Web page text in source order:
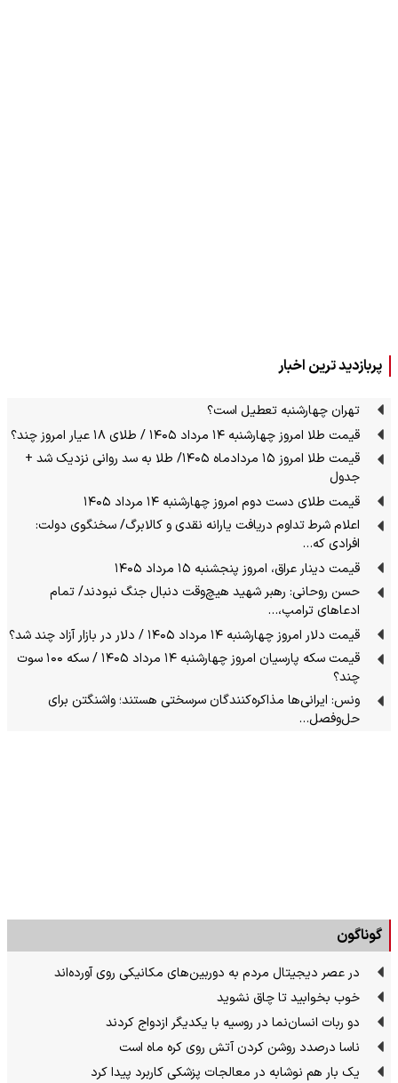
پربازدید ترین اخبار
تهران چهارشنبه تعطیل است؟
قیمت طلا امروز چهارشنبه ۱۴ مرداد ۱۴۰۵ / طلای ۱۸ عیار امروز چند؟
قیمت طلا امروز ۱۵ مردادماه ۱۴۰۵/ طلا به سد روانی نزدیک شد +
جدول
قیمت طلای دست دوم امروز چهارشنبه ۱۴ مرداد ۱۴۰۵
اعلام شرط تداوم دریافت یارانه نقدی و کالابرگ/ سخنگوی دولت:
افرادی که…
قیمت دینار عراق، امروز پنجشنبه ۱۵ مرداد ۱۴۰۵
حسن روحانی: رهبر شهید هیچ‌وقت دنبال جنگ نبودند/ تمام
ادعاهای ترامپ،…
قیمت دلار امروز چهارشنبه ۱۴ مرداد ۱۴۰۵ / دلار در بازار آزاد چند شد؟
قیمت سکه پارسیان امروز چهارشنبه ۱۴ مرداد ۱۴۰۵ / سکه ۱۰۰ سوت
چند؟
ونس: ایرانی‌ها مذاکره‌کنندگان سرسختی هستند؛ واشنگتن برای
حل‌وفصل…
گوناگون
در عصر دیجیتال مردم به دوربین‌های مکانیکی روی آورده‌اند
خوب بخوابید تا چاق نشوید
دو ربات انسان‌نما در روسیه با یکدیگر ازدواج کردند
ناسا درصدد روشن کردن آتش روی کره ماه است
یک بار هم نوشابه در معالجات پزشکی کاربرد پیدا کرد